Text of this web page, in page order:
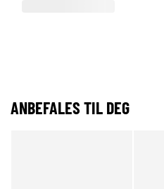
ANBEFALES TIL DEG